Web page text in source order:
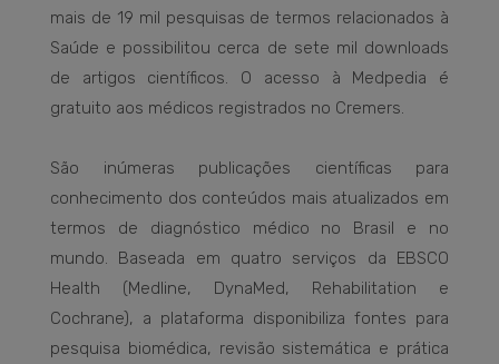
mais de 19 mil pesquisas de termos relacionados à
Saúde e possibilitou cerca de sete mil downloads
de artigos científicos. O acesso à Medpedia é
gratuito aos médicos registrados no Cremers.
São inúmeras publicações científicas para
conhecimento dos conteúdos mais atualizados em
termos de diagnóstico médico no Brasil e no
mundo. Baseada em quatro serviços da EBSCO
Health (Medline, DynaMed, Rehabilitation e
Cochrane), a plataforma disponibiliza fontes para
pesquisa biomédica, revisão sistemática e prática